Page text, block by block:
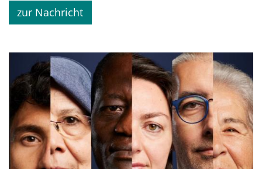
zur Nachricht